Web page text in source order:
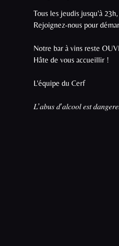
Tous les jeudis jusqu'à
Rejoignez-nous pour
Notre bar à vins reste
Hâte de vous accueillir !
L'équipe du Cerf
𝐿’𝑎𝑏𝑢𝑠 𝑑’𝑎𝑙𝑐𝑜𝑜𝑙 𝑒𝑠𝑡